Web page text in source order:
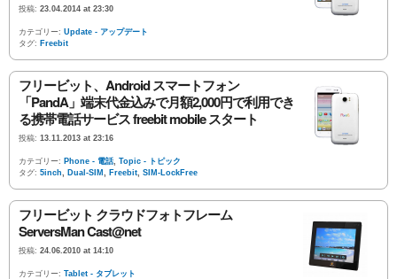
投稿: 23.04.2014 at 23:30
カテゴリー: Update - アップデート
タグ: Freebit
フリービット、Android スマートフォン
「PandA」端末代金込みで月額2,000円で利用でき
る携帯電話サービス freebit mobile スタート
投稿: 13.11.2013 at 23:16
カテゴリー: Phone - 電話, Topic - トピック
タグ: 5inch, Dual-SIM , Freebit, SIM-LockFree
フリービット クラウドフォトフレーム
ServersMan Cast@net
投稿: 24.06.2010 at 14:10
カテゴリー: Tablet - タブレット